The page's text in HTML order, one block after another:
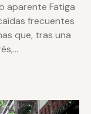
aparente Fatiga
frecuentes
que, tras una